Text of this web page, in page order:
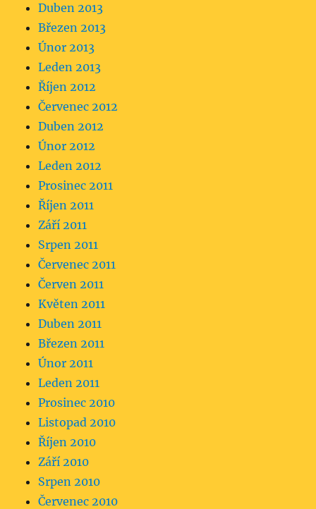
Duben 2013
Březen 2013
Únor 2013
Leden 2013
Říjen 2012
Červenec 2012
Duben 2012
Únor 2012
Leden 2012
Prosinec 2011
Říjen 2011
Září 2011
Srpen 2011
Červenec 2011
Červen 2011
Květen 2011
Duben 2011
Březen 2011
Únor 2011
Leden 2011
Prosinec 2010
Listopad 2010
Říjen 2010
Září 2010
Srpen 2010
Červenec 2010